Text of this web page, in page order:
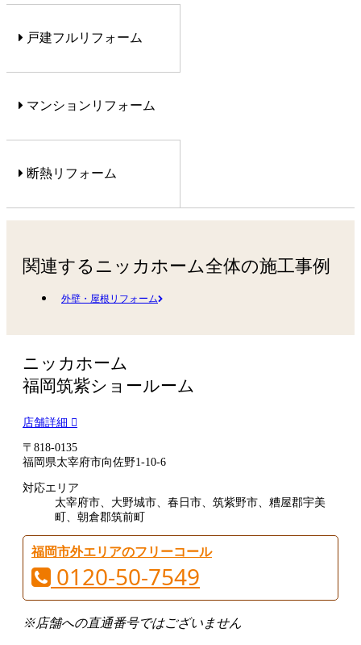
戸建フルリフォーム
マンションリフォーム
断熱リフォーム
関連するニッカホーム全体の施工事例
外壁・屋根リフォーム
ニッカホーム
福岡筑紫ショールーム
店舗詳細
〒818-0135
福岡県太宰府市向佐野1-10-6
対応エリア
太宰府市、大野城市、春日市、筑紫野市、糟屋郡宇美
町、朝倉郡筑前町
福岡市外エリアのフリーコール
0120-50-7549
※店舗への直通番号ではございません